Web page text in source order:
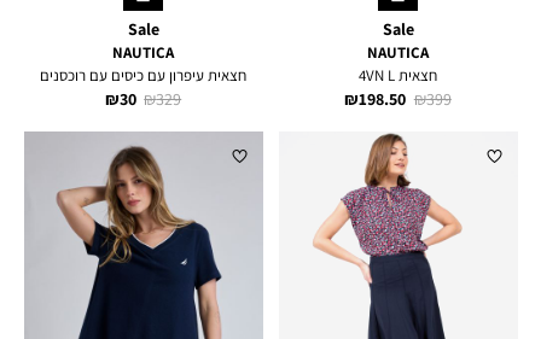
Sale
NAUTICA
חצאית 4VN L
מחיר
198.50 ₪
מחיר
399 ₪
Sale
NAUTICA
חצאית עיפרון עם כיסים עם רוכסנים
מחיר
30 ₪
מחיר
329 ₪